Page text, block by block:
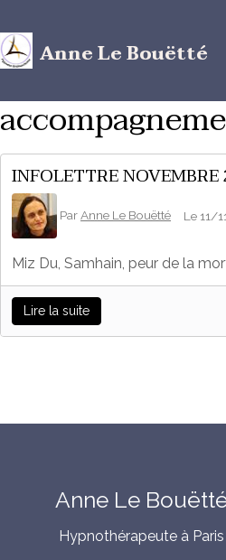
Anne Le Bouëtté
INFOLETTRE NOVEMBRE
Par Anne Le Bouëtté Le 11/
Miz Du, Samhain, peur de la
Lire la suite
Anne Le
Hypnothérapeute à Paris